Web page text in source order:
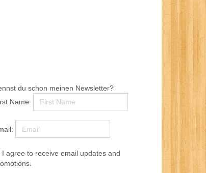
du schon meinen Newsletter?
Name:
I agree to receive email updates and